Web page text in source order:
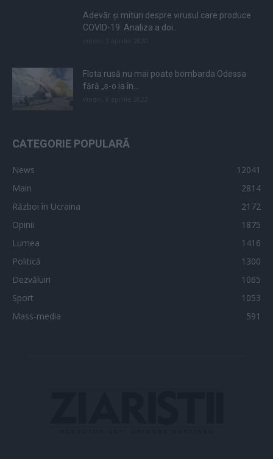
Adevăr și mituri despre virusul care produce
COVID-19. Analiza a doi...
Flota rusă nu mai poate bombarda Odessa
fără „s-o ia în...
CATEGORIE POPULARĂ
News
12041
Main
2814
Război în Ucraina
2172
Opinii
1875
Lumea
1416
Politică
1300
Dezvăluiri
1065
Sport
1053
Mass-media
591